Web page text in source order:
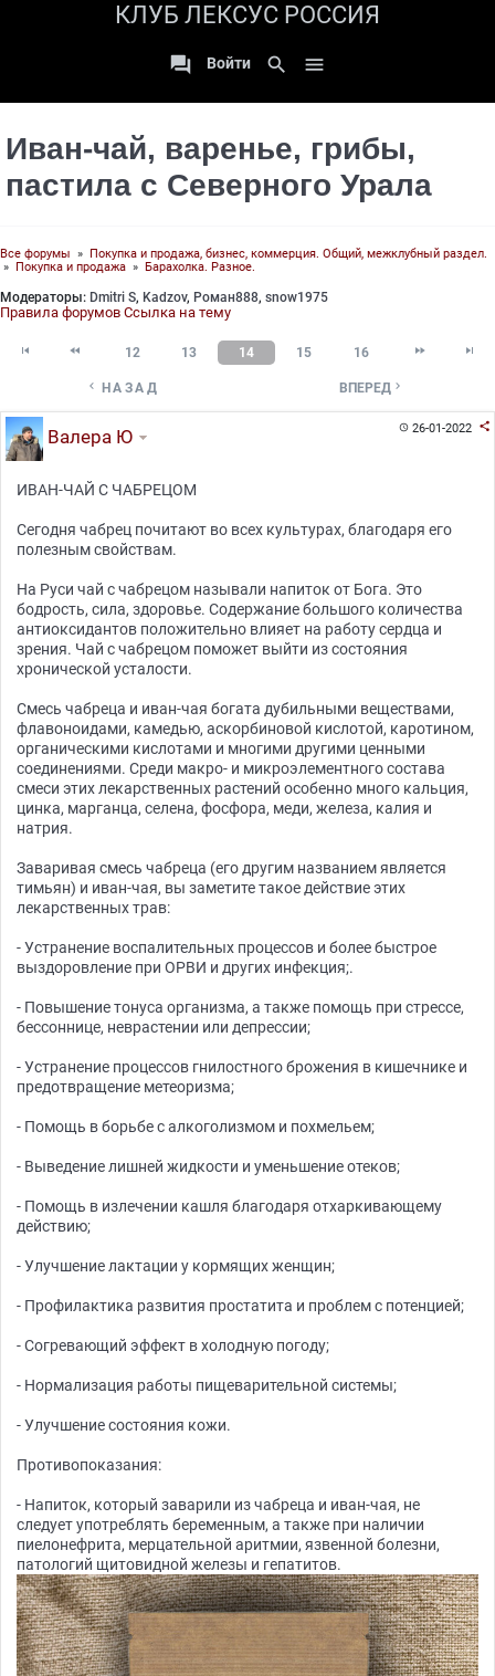
КЛУБ ЛЕКСУС РОССИЯ
 Войти search 
Иван-чай, варенье, грибы,
пастила с Северного Урала
Все форумы » Покупка и продажа, бизнес, коммерция. Общий, межклубный раздел.
» Покупка и продажа » Барахолка. Разное.
Модераторы: Dmitri S, Kadzov, Роман888, snow1975
Правила форумов Ссылка на тему
  12 13 14 15 16  
 НАЗАД ВПЕРЕД 
26-01-2022 
Валера Ю
ИВАН-ЧАЙ С ЧАБРЕЦОМ
Сегодня чабрец почитают во всех культурах, благодаря его
полезным свойствам.
На Руси чай с чабрецом называли напиток от Бога. Это
бодрость, сила, здоровье. Содержание большого количества
антиоксидантов положительно влияет на работу сердца и
зрения. Чай с чабрецом поможет выйти из состояния
хронической усталости.
Смесь чабреца и иван-чая богата дубильными веществами,
флавоноидами, камедью, аскорбиновой кислотой, каротином,
органическими кислотами и многими другими ценными
соединениями. Среди макро- и микроэлементного состава
смеси этих лекарственных растений особенно много кальция,
цинка, марганца, селена, фосфора, меди, железа, калия и
натрия.
Заваривая смесь чабреца (его другим названием является
тимьян) и иван-чая, вы заметите такое действие этих
лекарственных трав:
- Устранение воспалительных процессов и более быстрое
выздоровление при ОРВИ и других инфекция;.
- Повышение тонуса организма, а также помощь при стрессе,
бессоннице, неврастении или депрессии;
- Устранение процессов гнилостного брожения в кишечнике и
предотвращение метеоризма;
- Помощь в борьбе с алкоголизмом и похмельем;
- Выведение лишней жидкости и уменьшение отеков;
- Помощь в излечении кашля благодаря отхаркивающему
действию;
- Улучшение лактации у кормящих женщин;
- Профилактика развития простатита и проблем с потенцией;
- Согревающий эффект в холодную погоду;
- Нормализация работы пищеварительной системы;
- Улучшение состояния кожи.
Противопоказания:
- Напиток, который заварили из чабреца и иван-чая, не
следует употреблять беременным, а также при наличии
пиелонефрита, мерцательной аритмии, язвенной болезни,
патологий щитовидной железы и гепатитов.